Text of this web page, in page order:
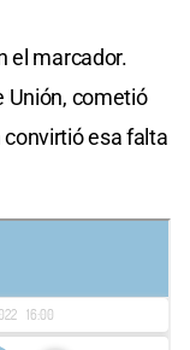
el marcador.
Unión, cometió
convirtió esa falta